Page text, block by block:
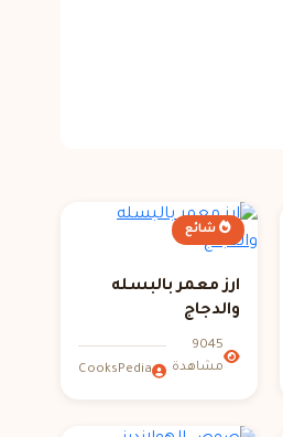
شائع
ارز معمر بالبسله
والدجاج
9045
مشاهدة
CooksPedia